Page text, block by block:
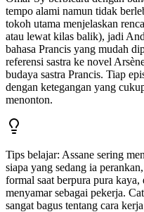
tempo alami namun tidak
tokoh utama menjelaskan
atau lewat kilas balik), jadi
bahasa Prancis yang mudah
referensi sastra ke novel
budaya sastra Prancis. Tiap
dengan ketegangan yang
menonton.
Tips belajar: Assane sering
siapa yang sedang ia
formal saat berpura pura
menyamar sebagai pekerja.
sangat bagus tentang cara